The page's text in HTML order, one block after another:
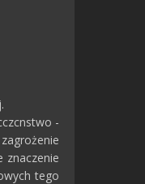
-
znaczenie
tego